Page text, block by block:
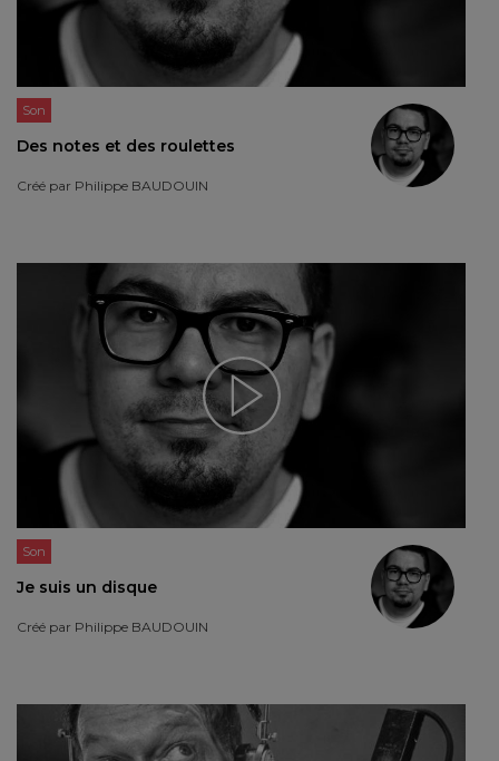
Son
Des notes et des roulettes
Créé par Philippe BAUDOUIN
Son
Je suis un disque
Créé par Philippe BAUDOUIN